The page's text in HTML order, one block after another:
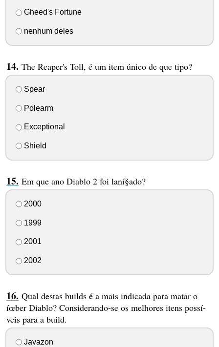
Gheed's Fortune
nenhum deles
The Reaper's Toll, é um item único de que tipo?
Spear
Polearm
Exceptional
Shield
Em que ano Diablo 2 foi laní§ado?
2000
1999
2001
2002
Qual destas builds é a mais indicada para matar o
íœber Diablo? Considerando-se os melhores itens possí­
veis para a build.
Javazon